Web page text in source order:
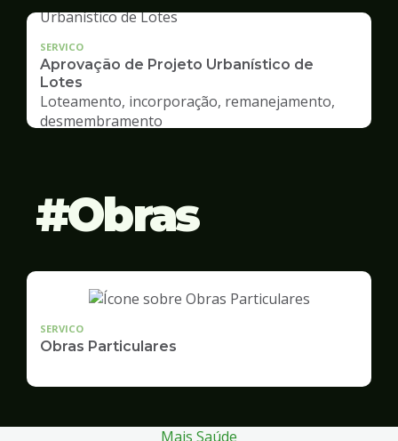
SERVICO
Aprovação de Projeto Urbanístico de
Lotes
Loteamento, incorporação, remanejamento,
desmembramento
Obras
SERVICO
Obras Particulares
Mais Saúde